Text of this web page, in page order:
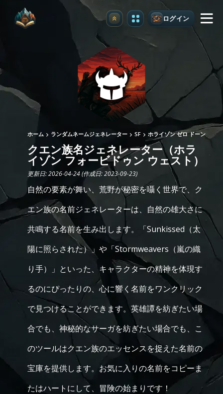
アップグレード ログイン
ホーム ランダムネームジェネレーター SF ホライゾン ゼロ ドーン
クエン族名ジェネレーター（ホラ
イゾン フォービドゥン ウェスト）
更新日: 2026-04-24 (作成日: 2023-09-23)
自然の要素が舞い、荒野が秘密を囁く世界で、ク
エン族の名前ジェネレーターは、自然の雄大さに
共鳴する名前を生み出します。「Sunkissed（太
陽に照らされた）」や「Stormweavers（嵐の織
り手）」といった、キャラクターの精神を体現す
るのにぴったりの、心に響く名前をワンクリック
で見つけることができます。英雄譚を紡ぎたい場
合でも、神秘的なサーガを紡ぎたい場合でも、こ
のツールはクエン族のエッセンスを捉えた名前の
宝庫を提供します。お気に入りの名前をコピーま
たはハートにして、冒険の始まりです！